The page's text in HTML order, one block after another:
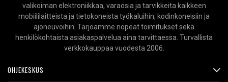
valikoiman elektroniikkaa, varaosia ja tarvikkeita kaikkeen
mobiililaitteista ja tietokoneista työkaluihin, kodinkoneisiin ja
ajoneuvoihin. Tarjoamme nopeat toimitukset sekä
henkilökohtaista asiakaspalvelua aina tarvittaessa. Turvallista
verkkokauppaa vuodesta 2006.
OHJEKESKUS